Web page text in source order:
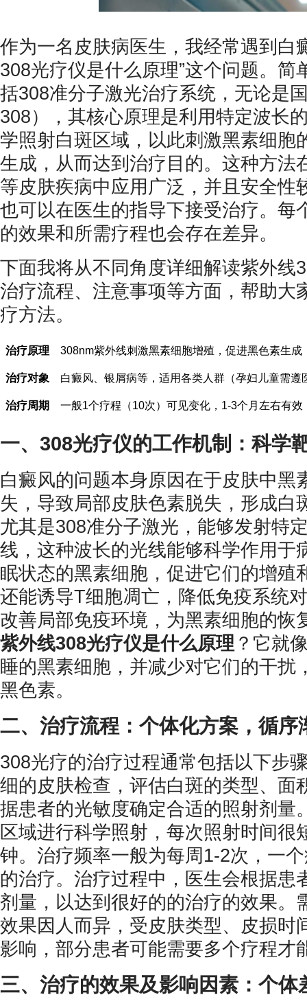
作为一名皮肤病医生，我经常遇到白
308光疗仪是什么原理”这个问题。简
括308准分子激光治疗系统，无论是
308），其核心原理是利用特定波长
学照射白斑区域，以此刺激黑素细胞
生成，从而达到治疗目的。这种方法
等皮肤疾病中应用广泛，并且安全性
也可以在医生的指导下接受治疗。每
的效果和所需疗程也会存在差异。
下面我将从不同角度详细解读紫外线
治疗流程、注意事项等方面，帮助大
疗方法。
治疗原理 308nm紫外线刺激黑素细胞增殖，促进黑色素生成
治疗对象 白癜风、银屑病等，适用各类人群（孕妇儿童需遵
治疗周期 一般1个疗程（10次）可见变化，1-3个月左右有效
一、308光疗仪的工作机制：科学
白癜风的问题本身原因在于皮肤中黑
失，导致局部皮肤色素脱失，形成白
尤其是308准分子激光，能够发射特
线，这种波长的光线能够科学作用于
眠状态的黑素细胞，促进它们的增殖
还能诱导T细胞凋亡，降低免疫系统
改善局部免疫环境，为黑素细胞的恢
紫外线308光疗仪是什么原理 ？它就
睡的黑素细胞，并减少对它们的干扰
黑色素。
二、治疗流程：个体化方案，循序
308光疗的治疗过程通常包括以下步
细的皮肤检查，评估白斑的类型、面
据患者的光敏度确定合适的照射剂量
区域进行科学照射，每次照射时间很
钟。治疗频率一般为每周1-2次，一
的治疗。治疗过程中，医生会根据患
剂量，以达到很好的的治疗的效果。
效果因人而异，受皮肤类型、皮损时
影响，部分患者可能需要多个疗程才
三、治疗的效果及影响因素：个体